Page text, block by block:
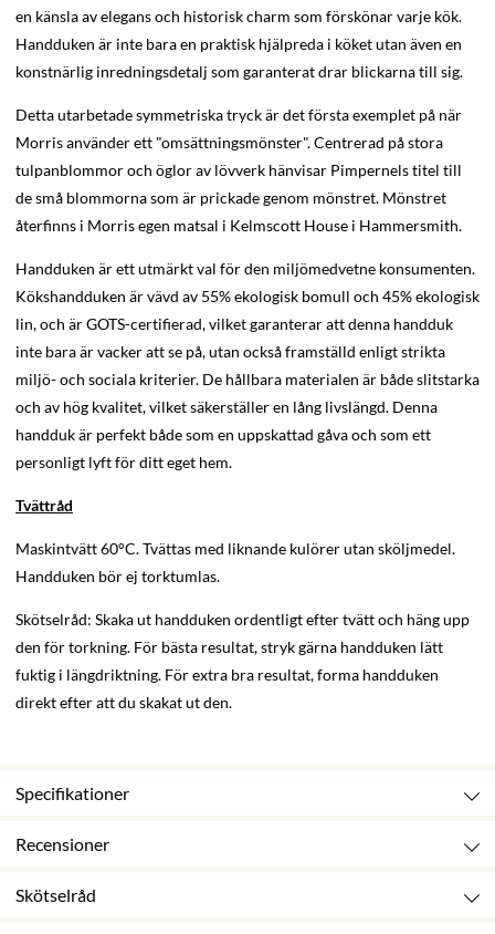
en känsla av elegans och historisk charm som förskönar varje kök.
Handduken är inte bara en praktisk hjälpreda i köket utan även en
konstnärlig inredningsdetalj som garanterat drar blickarna till sig.
Detta utarbetade symmetriska tryck är det första exemplet på när
Morris använder ett "omsättningsmönster". Centrerad på stora
tulpanblommor och öglor av lövverk hänvisar Pimpernels titel till
de små blommorna som är prickade genom mönstret. Mönstret
återfinns i Morris egen matsal i Kelmscott House i Hammersmith.
Handduken är ett utmärkt val för den miljömedvetne konsumenten.
Kökshandduken är vävd av 55% ekologisk bomull och 45% ekologisk
lin, och är GOTS-certifierad, vilket garanterar att denna handduk
inte bara är vacker att se på, utan också framställd enligt strikta
miljö- och sociala kriterier. De hållbara materialen är både slitstarka
och av hög kvalitet, vilket säkerställer en lång livslängd. Denna
handduk är perfekt både som en uppskattad gåva och som ett
personligt lyft för ditt eget hem.
Tvättråd
Maskintvätt 60°C. Tvättas med liknande kulörer utan sköljmedel.
Handduken bör ej torktumlas.
Skötselråd: Skaka ut handduken ordentligt efter tvätt och häng upp
den för torkning. För bästa resultat, stryk gärna handduken lätt
fuktig i längdriktning. För extra bra resultat, forma handduken
direkt efter att du skakat ut den.
Specifikationer
Recensioner
Skötselråd